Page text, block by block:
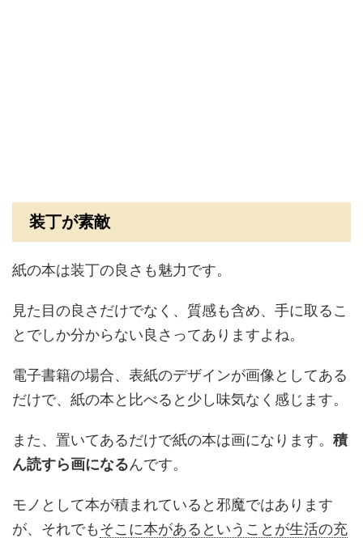
装丁が素敵
紙の本は装丁の良さも魅力です。
見た目の良さだけでなく、質感も含め、 手に取るこ
とでしか分からない良さ ってありますよね。
電子書籍の場合、表紙のデザインが画像としてある
だけで、紙の本と比べると少し味気なく感じます。
また、置いてあるだけで紙の本は画になります。 積
ん読すら画になるんです。
モノとして本が積まれていると邪魔ではあります
が、それでもそこに本があるということが生活の充